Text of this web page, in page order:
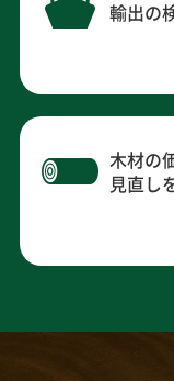
輸出の
木材の
見直し